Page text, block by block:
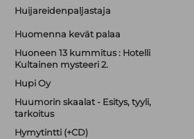
Huijareidenpaljastaja
Huomenna kevät palaa
Huoneen 13 kummitus : Hotelli
Kultainen mysteeri 2.
Hupi Oy
Huumorin skaalat - Esitys, tyyli,
tarkoitus
Hymytintti (+CD)